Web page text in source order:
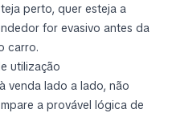
perto, quer esteja a
for evasivo antes da
carro.
utilização
venda lado a lado, não
a provável lógica de